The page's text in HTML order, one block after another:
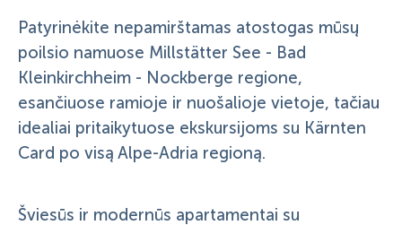
Patyrinėkite nepamirštamas atostogas mūsų
poilsio namuose Millstätter See - Bad
Kleinkirchheim - Nockberge regione,
esančiuose ramioje ir nuošalioje vietoje, tačiau
idealiai pritaikytuose ekskursijoms su Kärnten
Card po visą Alpe-Adria regioną.
Šviesūs ir modernūs apartamentai su